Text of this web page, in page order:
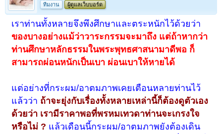
ทีมงาน
ผู้ดูแลเว็บบอร์ด
เราท่านทั้งหลายจึงพึงศึกษาและตระหนักไว้ด้วยว่า
ของบางอย่างแม้ว่าวาระกรรมจะมาถึง แต่ถ้าหากว่า
ท่านศึกษาหลักธรรมในพระพุทธศาสนามาดีพอ ก็
สามารถผ่อนหนักเป็นเบา ผ่อนเบาให้หายได้
แต่อย่างที่กระผม/อาตมภาพเคยเตือนหลายท่านไว้
แล้วว่า ถ้าจะยุ่งกับเรื่องทั้งหลายเหล่านี้ก็ต้องดูตัวเอง
ด้วยว่า เรามีราคาพอที่พรหมเทวดาท่านจะเกรงใจ
หรือไม่ ? แล้วเดือนนี้กระผม/อาตมภาพยังต้องเดิน